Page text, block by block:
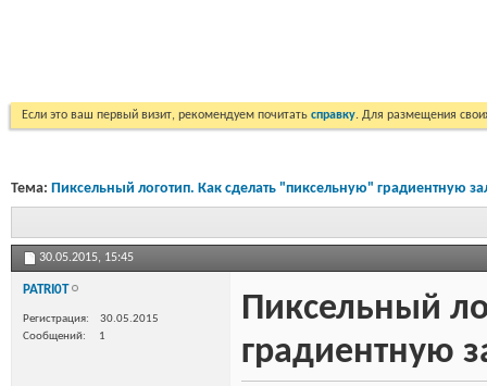
Если это ваш первый визит, рекомендуем почитать справку. Для размещения
Тема: Пиксельный логотип. Как сделать "пиксельную" градиентную
30.05.2015, 15:45
PATRI0T
Регистрация
30.05.2015
Сообщений
1
Пиксельный
градиентную